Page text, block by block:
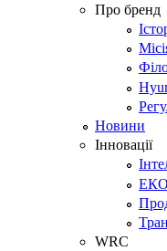
Про бренд
Новини
Інновації
ЕКО
WRC